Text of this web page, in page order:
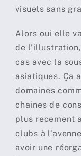
visuels sans
Alors oui elle
de
cas avec la
asiatiques. Ça
domaines
chaines de
plus recement
clubs à
avoir une